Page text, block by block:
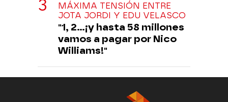
MÁXIMA TENSIÓN ENTRE
JOTA JORDI Y EDU VELASCO
"1, 2...¡y hasta 58 millones
vamos a pagar por Nico
Williams!"